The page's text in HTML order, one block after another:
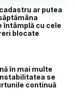
ar putea
întâmplă cu cele
blocate
în mai multe
se
continuă